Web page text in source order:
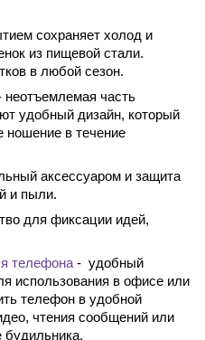
сохраняет холод и
из пищевой стали.
в любой сезон.
неотъемлемая часть
удобный дизайн, который
ношение в течение
аксессуаром и защита
и пыли.
для фиксации идей,
телефона - удобный
использования в офисе или
телефон в удобной
чтения сообщений или
будильника.